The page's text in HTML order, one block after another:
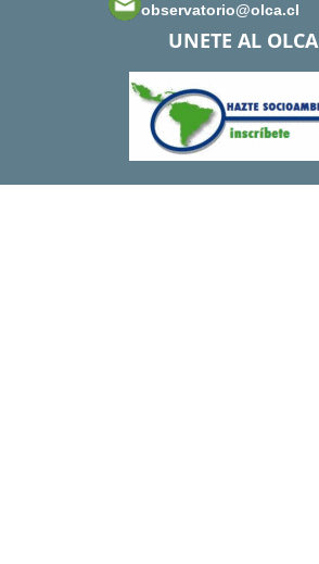
observatorio@olca.cl
UNETE AL OLCA